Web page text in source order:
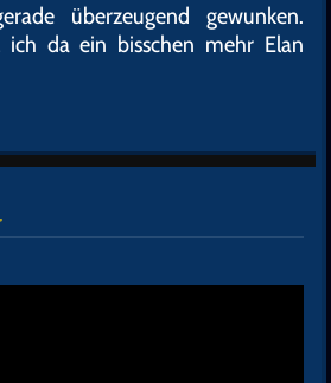
überzeugend gewunken.
ich da ein bisschen mehr Elan